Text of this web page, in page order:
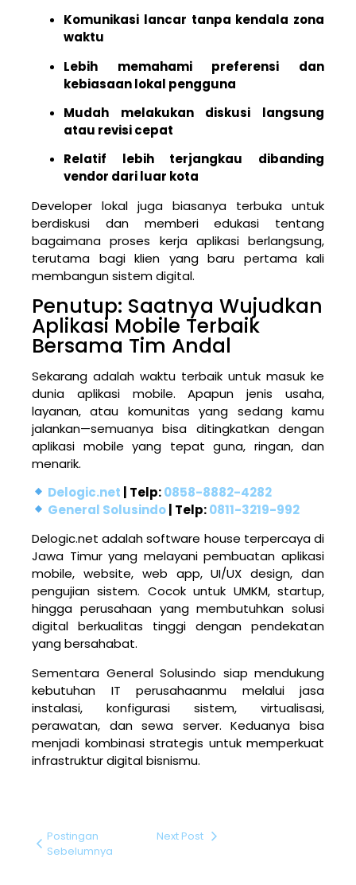
Komunikasi lancar tanpa kendala zona
waktu
Lebih memahami preferensi dan
kebiasaan lokal pengguna
Mudah melakukan diskusi langsung
atau revisi cepat
Relatif lebih terjangkau dibanding
vendor dari luar kota
Developer lokal juga biasanya terbuka untuk
berdiskusi dan memberi edukasi tentang
bagaimana proses kerja aplikasi berlangsung,
terutama bagi klien yang baru pertama kali
membangun sistem digital.
Penutup: Saatnya Wujudkan
Aplikasi Mobile Terbaik
Bersama Tim Andal
Sekarang adalah waktu terbaik untuk masuk ke
dunia aplikasi mobile. Apapun jenis usaha,
layanan, atau komunitas yang sedang kamu
jalankan—semuanya bisa ditingkatkan dengan
aplikasi mobile yang tepat guna, ringan, dan
menarik.
Delogic.net | Telp:0858-8882-4282
General Solusindo | Telp:0811-3219-992
Delogic.net adalah software house terpercaya di
Jawa Timur yang melayani pembuatan aplikasi
mobile, website, web app, UI/UX design, dan
pengujian sistem. Cocok untuk UMKM, startup,
hingga perusahaan yang membutuhkan solusi
digital berkualitas tinggi dengan pendekatan
yang bersahabat.
Sementara General Solusindo siap mendukung
kebutuhan IT perusahaanmu melalui jasa
instalasi, konfigurasi sistem, virtualisasi,
perawatan, dan sewa server. Keduanya bisa
menjadi kombinasi strategis untuk memperkuat
infrastruktur digital bisnismu.
Postingan
Sebelumnya
Next Post